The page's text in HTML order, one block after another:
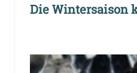
Die Wintersaison